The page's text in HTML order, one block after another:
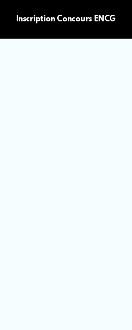
Inscription Concours ENCG